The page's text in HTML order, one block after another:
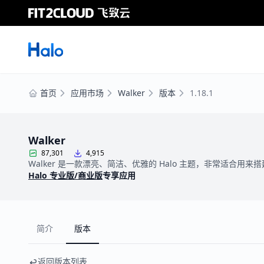
首页 应用市场 Walker 版本 1.18.1
Walker
87,301 4,915
Walker 是一款漂亮、简洁、优雅的 Halo 主题，非常适合用来搭
Halo 专业版/商业版专享应用
简介 版本
返回版本列表